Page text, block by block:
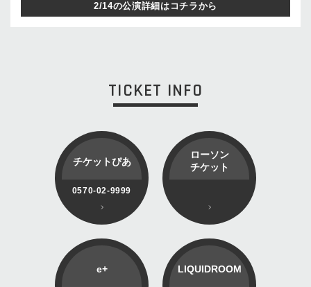
2/14の公演詳細はコチラから
TICKET INFO
チケットぴあ
0570-02-9999
ローソン
チケット
e+ LIQUIDROOM